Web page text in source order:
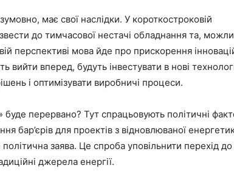
має свої наслідки. У короткостроковій
до тимчасової нестачі обладнання та,
перспективі мова йде про прискорення
вийти вперед, будуть інвестувати в нові
і оптимізувати виробничі процеси.
перервано? Тут спрацьовують політичні
бар’єрів для проектів з відновлюваної
заява. Це спроба уповільнити перехід до
джерела енергії.